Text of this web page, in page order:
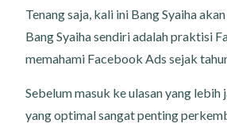
Tenang saja, kali ini Bang Syaiha
Bang Syaiha sendiri adalah praktisi
memahami Facebook Ads sejak
Sebelum masuk ke ulasan yang
yang optimal sangat penting